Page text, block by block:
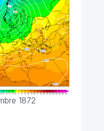
1872